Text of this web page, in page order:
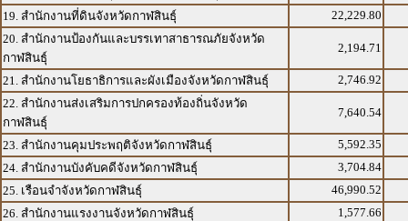
19. สำนักงานที่ดินจังหวัดกาฬสินธุ์
22,229.80
20. สำนักงานป้องกันและบรรเทาสาธารณภัยจังหวัด
กาฬสินธุ์
2,194.71
21. สำนักงานโยธาธิการและผังเมืองจังหวัดกาฬสินธุ์
2,746.92
22. สำนักงานส่งเสริมการปกครองท้องถิ่นจังหวัด
กาฬสินธุ์
7,640.54
23. สำนักงานคุมประพฤติจังหวัดกาฬสินธุ์
5,592.35
24. สำนักงานบังคับคดีจังหวัดกาฬสินธุ์
3,704.84
25. เรือนจำจังหวัดกาฬสินธุ์
46,990.52
26. สำนักงานแรงงานจังหวัดกาฬสินธุ์
1,577.66